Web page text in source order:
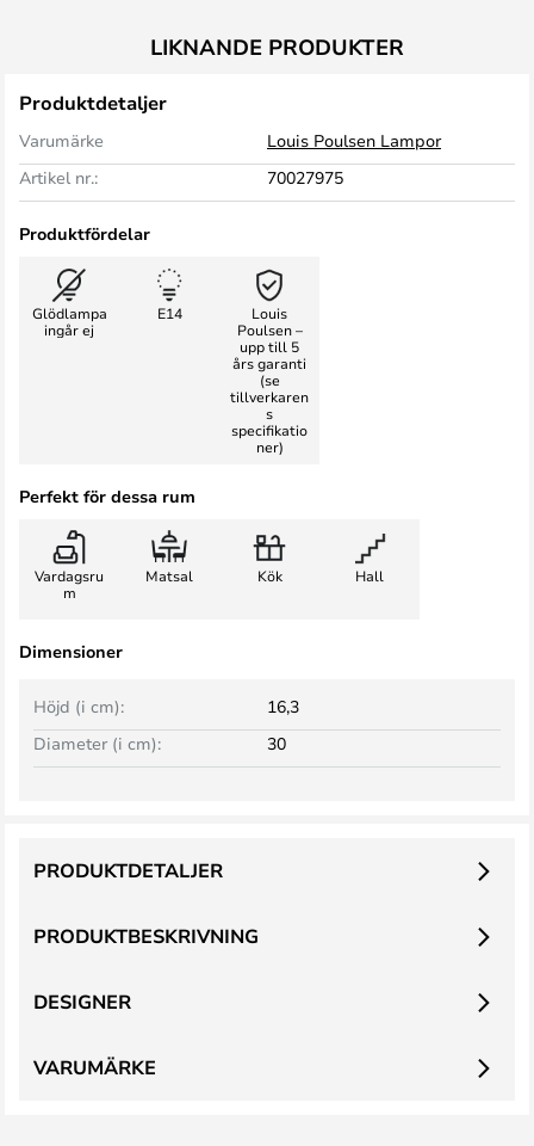
LIKNANDE PRODUKTER
Produktdetaljer
Varumärke
Louis Poulsen Lampor
Artikel nr.:
70027975
Produktfördelar
Glödlampa
ingår ej
E14
Louis
Poulsen –
upp till 5
års garanti
(se
tillverkaren
s
specifikatio
ner)
Perfekt för dessa rum
Vardagsru
m
Matsal Kök Hall
Dimensioner
Höjd (i cm):
16,3
Diameter (i cm):
30
PRODUKTBESKRIVNING
PRODUKTDETALJER
DESIGNER
VARUMÄRKE